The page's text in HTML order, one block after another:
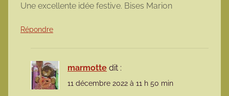
Une excellente idée festive. Bises Marion
Répondre
marmotte dit :
11 décembre 2022 à 11 h 50 min